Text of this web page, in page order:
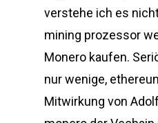
verstehe ich es
mining prozessor
Monero kaufen.
nur wenige,
Mitwirkung von